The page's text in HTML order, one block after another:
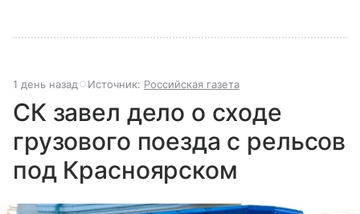
1 день назад Источник: Российская газета
СК завел дело о сходе
грузового поезда с рельсов
под Красноярском